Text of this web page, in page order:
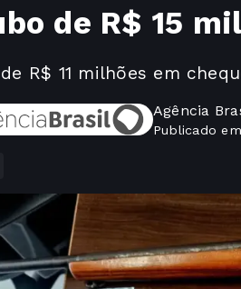
de R$ 15
R$ 11 milhões em
Agência
Publicado